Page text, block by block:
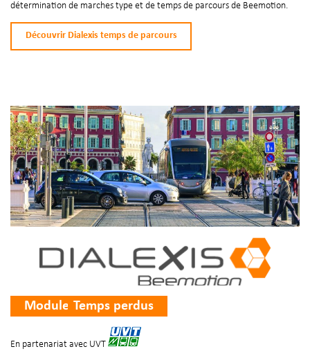
détermination de marches type et de temps de parcours de Beemotion.
Découvrir Dialexis temps de parcours
Module Temps perdus
En partenariat avec UVT